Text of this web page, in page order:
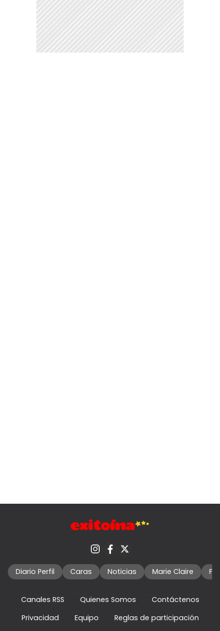
Diario Perfil Caras Noticias Marie Claire
Canales RSS Quienes Somos
Contáctenos
Privacidad
Equipo Reglas de participación